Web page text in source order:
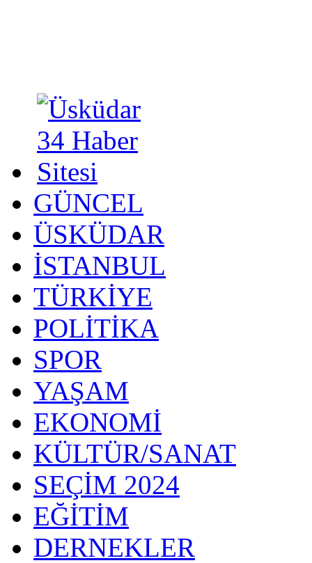
GÜNCEL
ÜSKÜDAR
İSTANBUL
TÜRKİYE
POLİTİKA
SPOR
YAŞAM
EKONOMİ
KÜLTÜR/SANAT
SEÇİM 2024
EĞİTİM
DERNEKLER